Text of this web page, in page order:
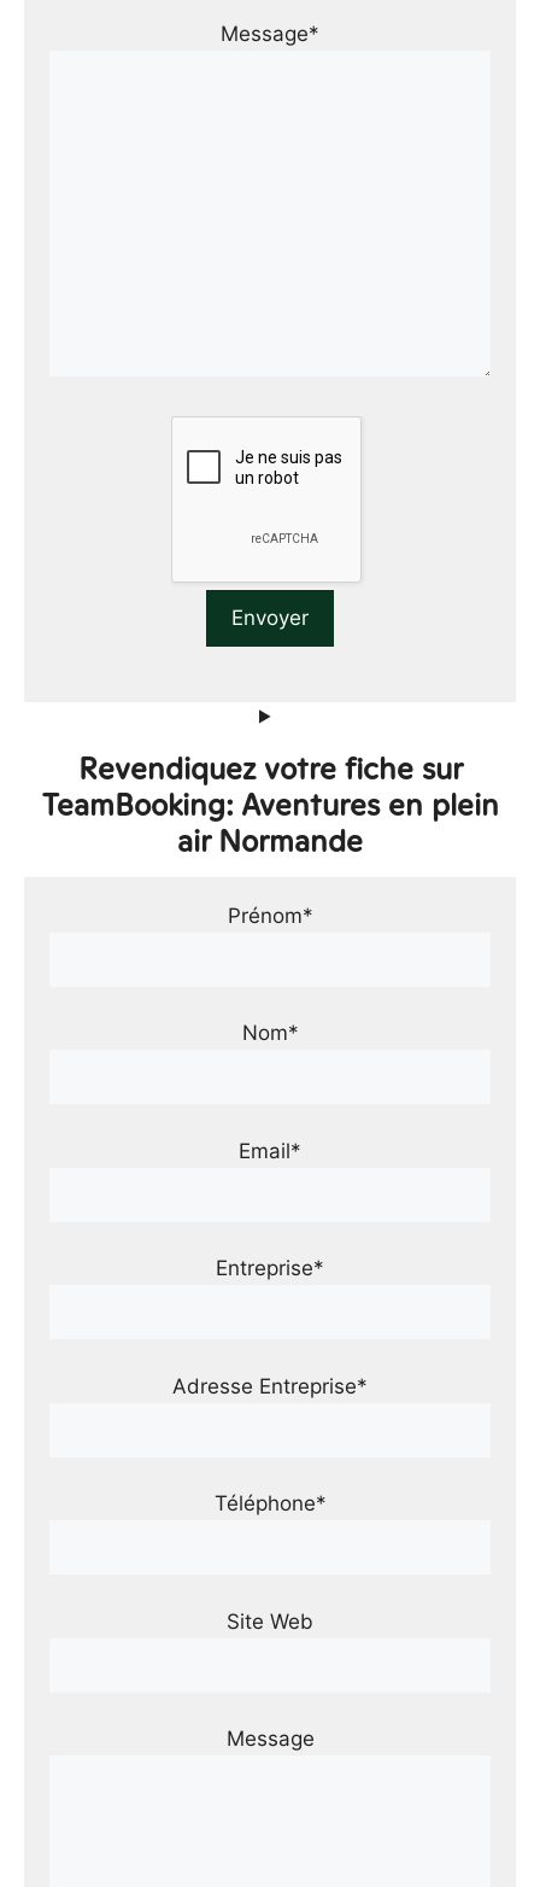
Message*
Revendiquez votre fiche sur
TeamBooking: Aventures en plein
air Normande
Prénom*
Nom*
Email*
Entreprise*
Adresse Entreprise*
Téléphone*
Site Web
Message